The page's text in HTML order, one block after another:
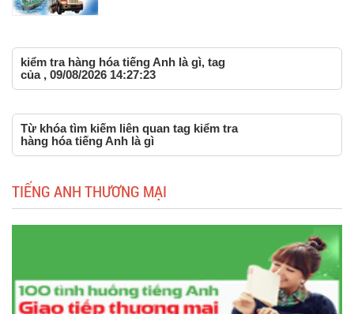
kiểm tra hàng hóa tiếng Anh là gì, tag
của , 09/08/2026 14:27:23
Từ khóa tìm kiếm liên quan tag kiểm tra
hàng hóa tiếng Anh là gì
TIẾNG ANH THƯƠNG MẠI